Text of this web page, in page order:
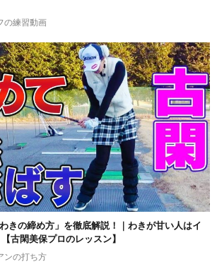
の練習動画
きの締め方」を徹底解説！｜わきが甘い人はイ
古閑美保プロのレッスン】
ンの打ち方